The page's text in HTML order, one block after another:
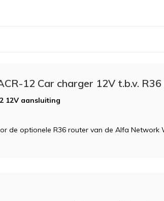
12 Car charger 12V t.b.v.
12V aansluiting
de optionele R36 router van de Alfa Network